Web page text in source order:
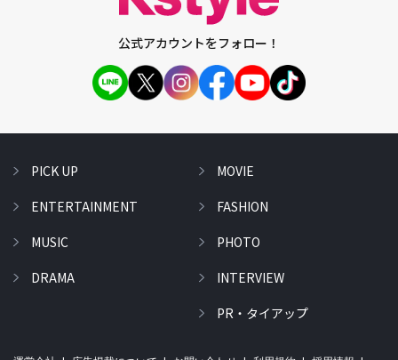
公式アカウントをフォロー！
PICK UP
ENTERTAINMENT
MUSIC
DRAMA
MOVIE
FASHION
PHOTO
INTERVIEW
PR・タイアップ